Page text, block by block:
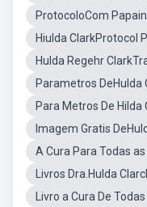
ProtocoloCom
Hiulda ClarkProtocol
Hulda Regehr
Parametros DeHulda
Para Metros De Hilda
Imagem Gratis
A Cura Para Todas
Livros Dra.Hulda
Livro a Cura De